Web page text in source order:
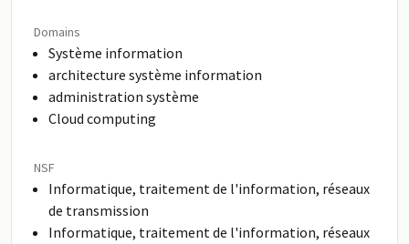
Domains
Système information
architecture système information
administration système
Cloud computing
NSF
Informatique, traitement de l'information, réseaux
de transmission
Informatique, traitement de l'information, réseaux